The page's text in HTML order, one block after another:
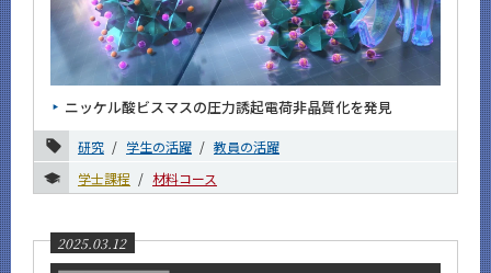
ニッケル酸ビスマスの圧力誘起電荷非晶質化を発見
研究 学生の活躍
教員の活躍
学士課程
材料コース
2025.03.12
10月
9月
8月
6月
5月
3月